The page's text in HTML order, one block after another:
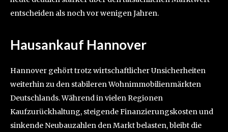
entscheiden als noch vor wenigen Jahren.
Hausankauf Hannover
Hannover gehört trotz wirtschaftlicher Unsicherheiten
weiterhin zu den stabileren Wohnimmobilienmärkten
Deutschlands. Während in vielen Regionen
Kaufzurückhaltung, steigende Finanzierungskosten und
sinkende Neubauzahlen den Markt belasten, bleibt die